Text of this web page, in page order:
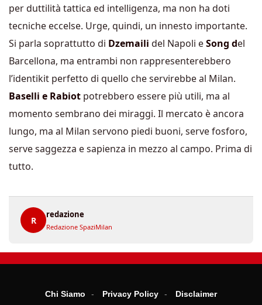
per duttilità tattica ed intelligenza, ma non ha doti
tecniche eccelse. Urge, quindi, un innesto importante.
Si parla soprattutto di Dzemaili del Napoli eSong del
Barcellona, ma entrambi non rappresenterebbero
l’identikit perfetto di quello che servirebbe al Milan.
Baselli e Rabiot potrebbero essere più utili, ma al
momento sembrano dei miraggi. Il mercato è ancora
lungo, ma al Milan servono piedi buoni, serve fosforo,
serve saggezza e sapienza in mezzo al campo. Prima di
tutto.
R
redazione
Redazione SpaziMilan
Chi Siamo Privacy Policy Disclaimer